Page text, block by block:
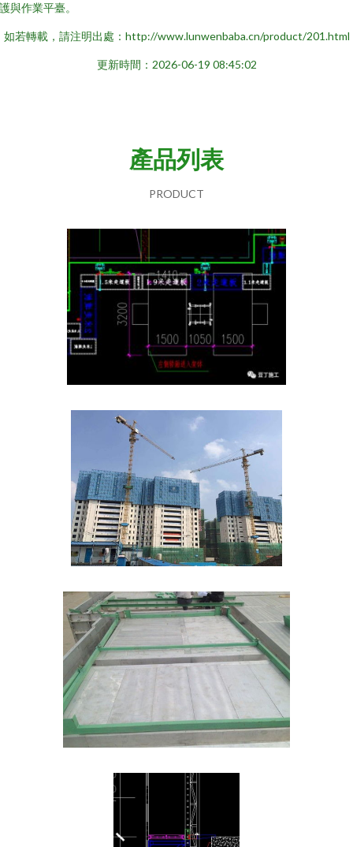
與作業平臺。
如若轉載，請注明出處：http://www.lunwenbaba.cn/product/201.html
更新時間：2026-06-19 08:45:02
產品列表
PRODUCT